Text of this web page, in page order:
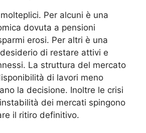
Per alcuni è una
dovuta a pensioni
erosi. Per altri è una
di restare attivi e
La struttura del mercato
di lavori meno
la decisione. Inoltre le crisi
dei mercati spingono
il ritiro definitivo.